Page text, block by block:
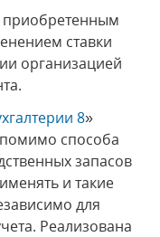
приобретенным
ставки
организацией
8»
способа
запасов
и такие
для
Реализована